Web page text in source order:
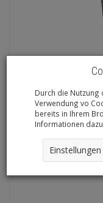
Durch die Nutzung
Verwendung vo
bereits in Ihrem
Informationen
Einstellungen